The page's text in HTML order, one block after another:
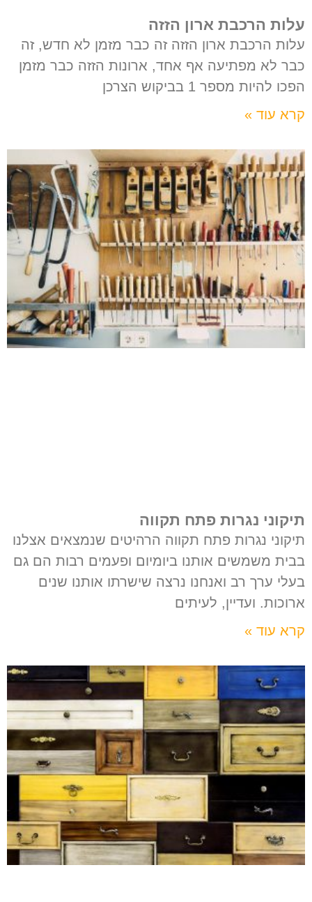
עלות הרכבת ארון הזזה
עלות הרכבת ארון הזזה זה כבר מזמן לא חדש, זה
כבר לא מפתיעה אף אחד, ארונות הזזה כבר מזמן
הפכו להיות מספר 1 בביקוש הצרכן
קרא עוד »
תיקוני נגרות פתח תקווה
תיקוני נגרות פתח תקווה הרהיטים שנמצאים אצלנו
בבית משמשים אותנו ביומיום ופעמים רבות הם גם
בעלי ערך רב ואנחנו נרצה שישרתו אותנו שנים
ארוכות. ועדיין, לעיתים
קרא עוד »